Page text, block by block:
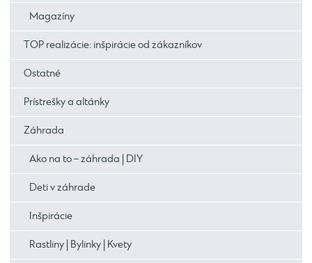
Magazíny
TOP realizácie: inšpirácie od zákazníkov
Ostatné
Prístrešky a altánky
Záhrada
Ako na to – záhrada | DIY
Deti v záhrade
Inšpirácie
Rastliny | Bylinky | Kvety